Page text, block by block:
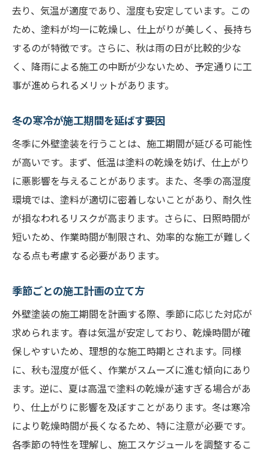
去り、気温が適度であり、湿度も安定しています。この
ため、塗料が均一に乾燥し、仕上がりが美しく、長持ち
するのが特徴です。さらに、秋は雨の日が比較的少な
く、降雨による施工の中断が少ないため、予定通りに工
事が進められるメリットがあります。
冬の寒冷が施工期間を延ばす要因
冬季に外壁塗装を行うことは、施工期間が延びる可能性
が高いです。まず、低温は塗料の乾燥を妨げ、仕上がり
に悪影響を与えることがあります。また、冬季の高湿度
環境では、塗料が適切に密着しないことがあり、耐久性
が損なわれるリスクが高まります。さらに、日照時間が
短いため、作業時間が制限され、効率的な施工が難しく
なる点も考慮する必要があります。
季節ごとの施工計画の立て方
外壁塗装の施工期間を計画する際、季節に応じた対応が
求められます。春は気温が安定しており、乾燥時間が確
保しやすいため、理想的な施工時期とされます。同様
に、秋も湿度が低く、作業がスムーズに進む傾向にあり
ます。逆に、夏は高温で塗料の乾燥が速すぎる場合があ
り、仕上がりに影響を及ぼすことがあります。冬は寒冷
により乾燥時間が長くなるため、特に注意が必要です。
各季節の特性を理解し、施工スケジュールを調整するこ